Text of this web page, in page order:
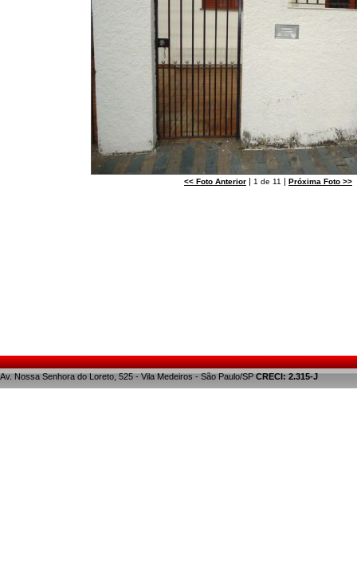
<< Foto Anterior | 1 de 11 | Próxima Foto >>
Av. Nossa Senhora do Loreto, 525 - Vila Medeiros - São Paulo/SPCRECI: 2.315-J